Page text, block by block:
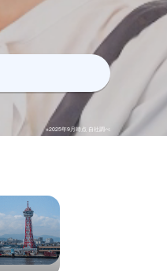
※2025年9月時点 自社調べ